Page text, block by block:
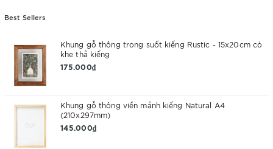
Best Sellers
Khung gỗ thông trong suốt kiếng Rustic - 15x20cm có
khe thả kiếng
175.000₫
Khung gỗ thông viền mảnh kiếng Natural A4
(210x297mm)
145.000₫